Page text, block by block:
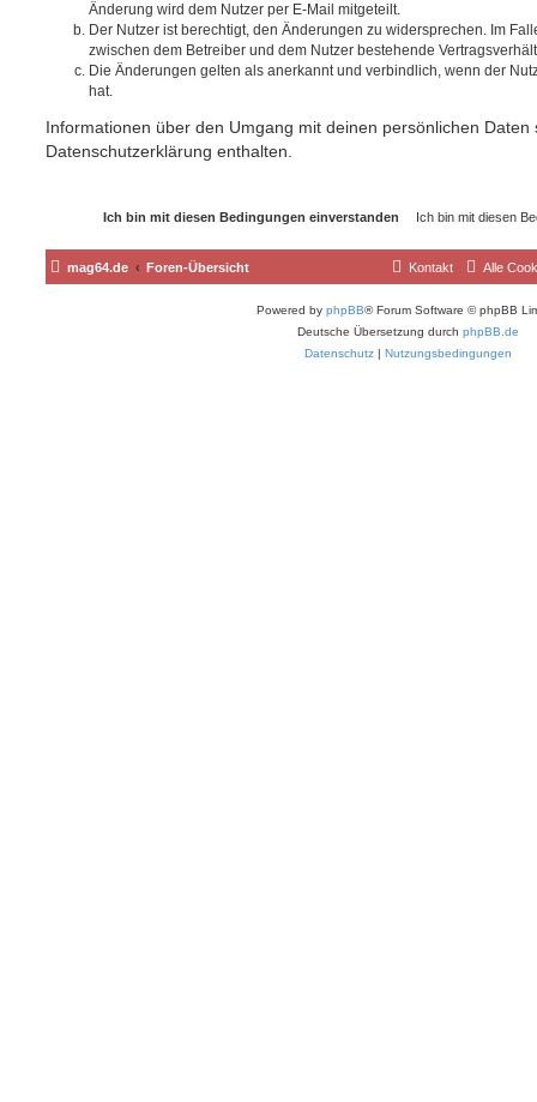
Änderung wird dem Nutzer per E-Mail mitgeteilt.
Der Nutzer ist berechtigt, den Änderungen zu widersprechen. Im
zwischen dem Betreiber und dem Nutzer bestehende
Die Änderungen gelten als anerkannt und verbindlich, wenn der
hat.
Informationen über den Umgang mit deinen persönlichen Daten
Datenschutzerklärung enthalten.
mag64.de Foren-Übersicht Alle
Kontakt
Powered by phpBB® Forum Software © phpBB
Deutsche Übersetzung durch phpBB.de
Datenschutz | Nutzungsbedingungen